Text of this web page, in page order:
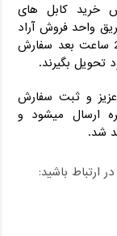
خرید کابل های
از طریق واحد فروش آراد
کابل ثبت نمایند پس از تکمیل فرایند خرید 24 ساعت بعد سفارش
بگیرند.
و ثبت سفارش
1000 متر با قرقره ارسال میشود و
ارتباط باشید: